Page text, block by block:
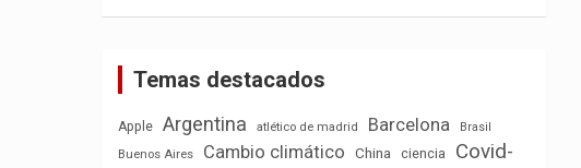
Temas destacados
Apple Argentina atlético de madrid Barcelona
Brasil
Buenos Aires
Cambio climático China ciencia
Covid-